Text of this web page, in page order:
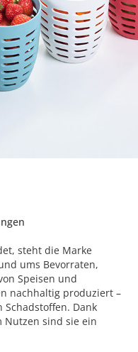
steht die Marke
ums Bevorraten,
Speisen und
nachhaltig produziert –
Dank
Nutzen sind sie ein